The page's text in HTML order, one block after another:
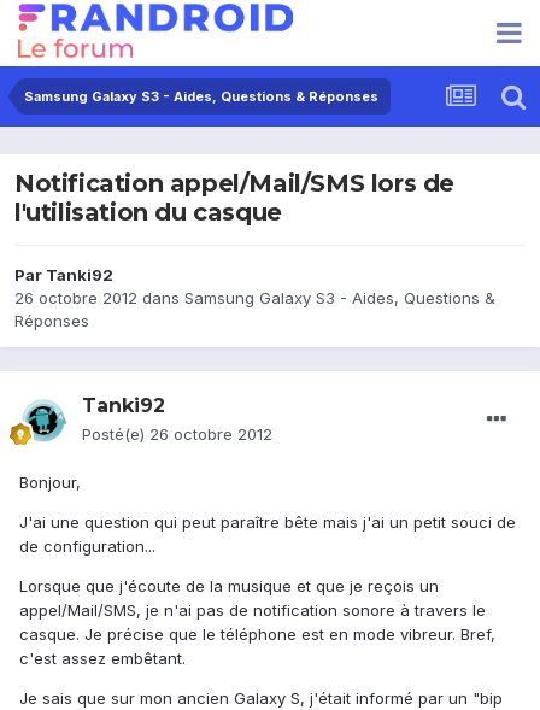
Samsung Galaxy S3 - Aides, Questions & Réponses
Notification appel/Mail/SMS lors de
l'utilisation du casque
Par Tanki92
26 octobre 2012 dans Samsung Galaxy S3 - Aides, Questions &
Réponses
Tanki92
Posté(e) 26 octobre 2012
Bonjour,
J'ai une question qui peut paraître bête mais j'ai un petit souci de
de configuration...
Lorsque que j'écoute de la musique et que je reçois un
appel/Mail/SMS, je n'ai pas de notification sonore à travers le
casque. Je précise que le téléphone est en mode vibreur. Bref,
c'est assez embêtant.
Je sais que sur mon ancien Galaxy S, j'était informé par un "bip